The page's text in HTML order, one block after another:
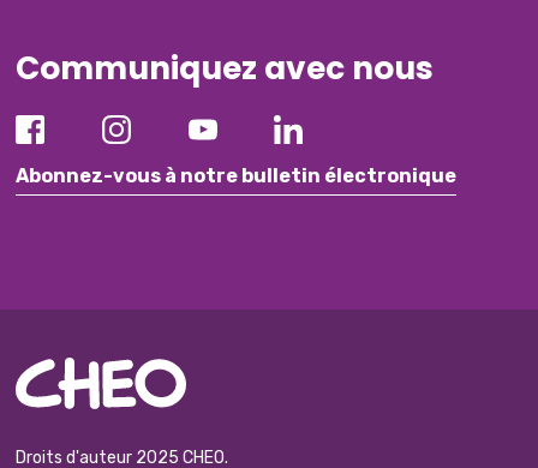
Communiquez avec nous
Abonnez-vous à notre bulletin électronique
Droits d'auteur 2025 CHEO.